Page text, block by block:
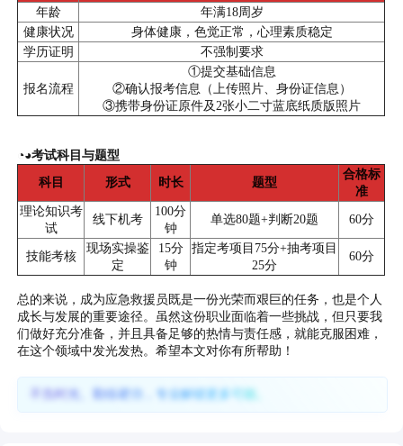
年龄
年满18周岁
健康状况
身体健康，色觉正常，心理素质稳定
学历证明
不强制要求
报名流程
①提交基础信息
②确认报考信息（上传照片、身份证信息）
③携带身份证原件及2张小二寸蓝底纸质版照片
◔◕考试科目与题型
科目
形式 时长 题型
合格标
准
理论知识考
试
线下机考
100分
钟
单选80题+判断20题 60分
技能考核
现场实操鉴
定
15分
钟
指定考项目75分+抽考项目
25分
60分
总的来说，成为应急救援员既是一份光荣而艰巨的任务，也是个人
成长与发展的重要途径。虽然这份职业面临着一些挑战，但只要我
们做好充分准备，并且具备足够的热情与责任感，就能克服困难，
在这个领域中发光发热。希望本文对你有所帮助！
不负时光、勤练硬功，专业解锁更多可能。